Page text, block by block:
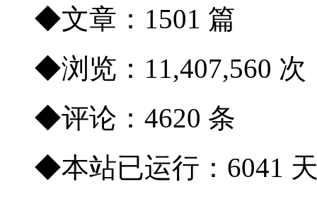
◆文章：1501 篇
◆浏览：11,407,560 次
◆评论：4620 条
◆本站已运行：6041